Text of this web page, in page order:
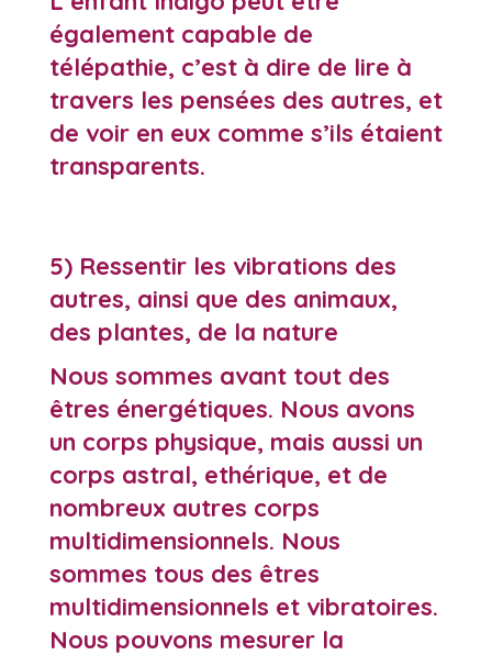
également capable de
télépathie, c’est à dire de lire à
travers les pensées des autres, et
de voir en eux comme s’ils étaient
transparents.
5) Ressentir les vibrations des
autres, ainsi que des animaux,
des plantes, de la nature
Nous sommes avant tout des
êtres énergétiques. Nous avons
un corps physique, mais aussi un
corps astral, ethérique, et de
nombreux autres corps
multidimensionnels. Nous
sommes tous des êtres
multidimensionnels et vibratoires.
Nous pouvons mesurer la